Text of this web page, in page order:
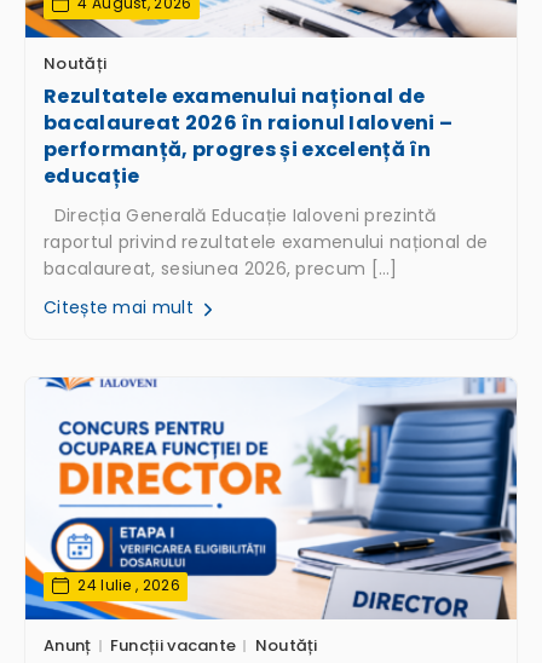
Noutăți
Rezultatele examenului național de
bacalaureat 2026 în raionul Ialoveni –
performanță, progres și excelență în
educație
Direcția Generală Educație Ialoveni prezintă
raportul privind rezultatele examenului național de
bacalaureat, sesiunea 2026, precum […]
Citește mai mult
24 Iulie , 2026
Anunț Funcții vacante Noutăți